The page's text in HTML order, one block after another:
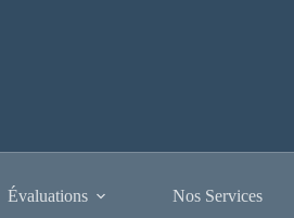
Évaluations Nos Services